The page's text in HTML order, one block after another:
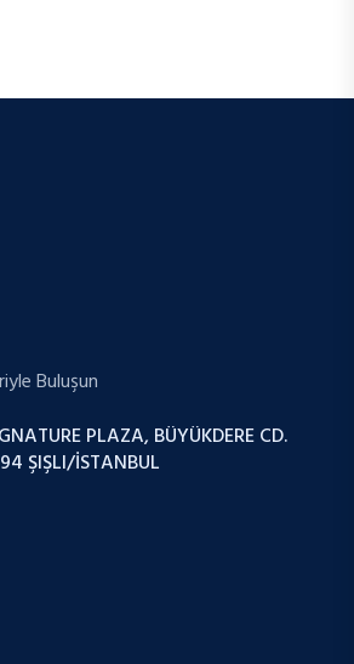
Buluşun
PLAZA, BÜYÜKDERE CD.
ŞIŞLI/İSTANBUL